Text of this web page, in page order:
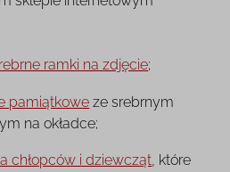
ramki na zdjęcie;
pamiątkowe ze srebrnym
na okładce;
chłopców i dziewcząt, które